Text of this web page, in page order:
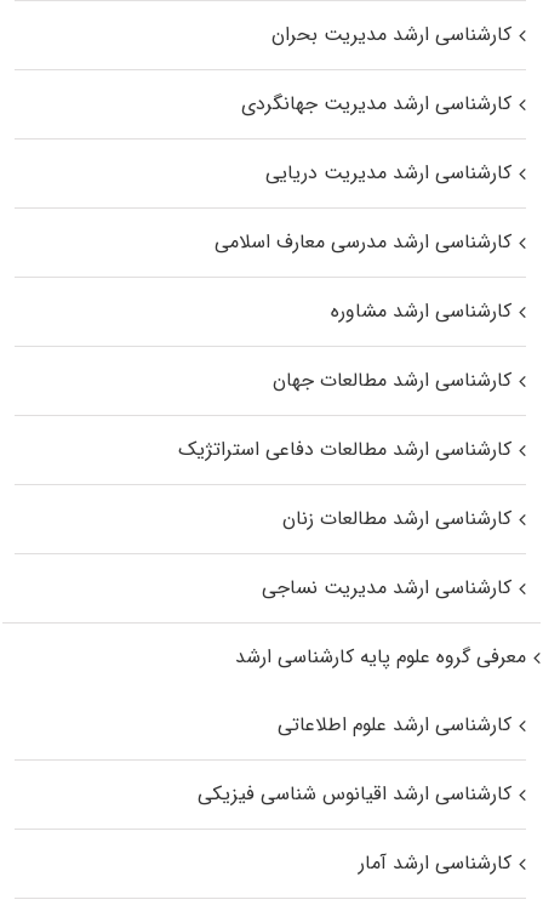
کارشناسی ارشد مدیریت بحران
کارشناسی ارشد مدیریت جهانگردی
کارشناسی ارشد مدیریت دریایی
کارشناسی ارشد مدرسی معارف اسلامی
کارشناسی ارشد مشاوره
کارشناسی ارشد مطالعات جهان
کارشناسی ارشد مطالعات دفاعی استراتژیک
کارشناسی ارشد مطالعات زنان
کارشناسی ارشد مدیریت نساجی
معرفی گروه علوم پایه کارشناسی ارشد
کارشناسی ارشد علوم اطلاعاتی
کارشناسی ارشد اقیانوس‌ شناسی فیزیکی
کارشناسی ارشد آمار